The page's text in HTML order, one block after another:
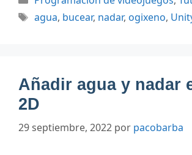
Etiquetas
agua, bucear, nadar, ogixeno,
Añadir agua y nadar
2D
29 septiembre, 2022 por pacobarba